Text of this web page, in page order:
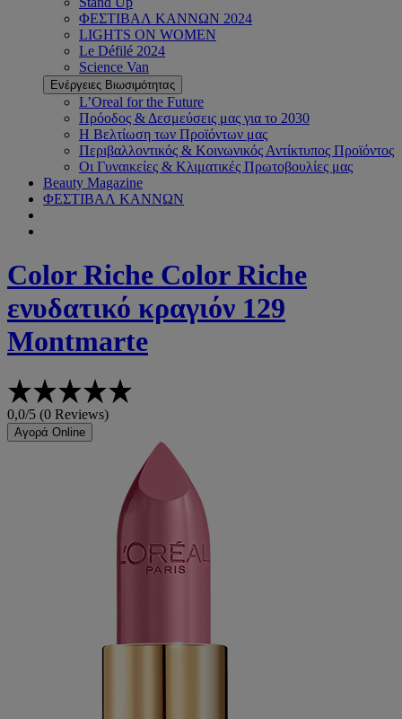
ΦΕΣΤΙΒΑΛ ΚΑΝΝΩΝ 2024
LIGHTS ON WOMEN
Le Défilé 2024
Science Van
Ενέργειες Βιωσιμότητας
L’Oreal for the Future
Πρόοδος & Δεσμεύσεις μας για το 2030
Η Βελτίωση των Προϊόντων μας
Περιβαλλοντικός & Κοινωνικός Αντίκτυπος Προϊόντος
Οι Γυναικείες & Κλιματικές Πρωτοβουλίες μας
Beauty Magazine
ΦΕΣΤΙΒΑΛ ΚΑΝΝΩΝ
Color Riche Color Riche
ενυδατικό κραγιόν 129
Montmarte
0,0/5 (0 Reviews)
Αγορά Online